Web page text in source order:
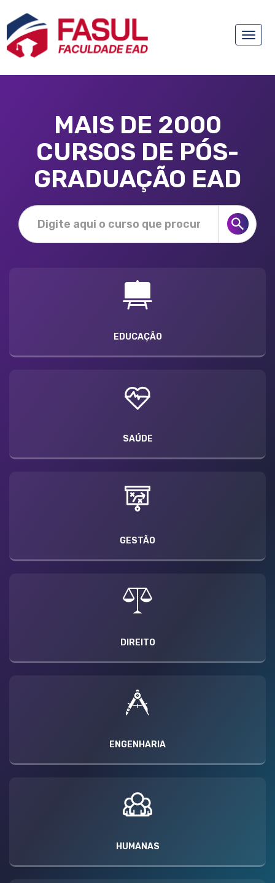
Toggle
MAIS DE 2000
CURSOS DE PÓS-
GRADUAÇÃO EAD
EDUCAÇÃO
SAÚDE
GESTÃO
DIREITO
ENGENHARIA
HUMANAS